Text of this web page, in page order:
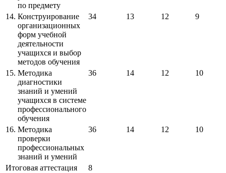
по предмету
14. Конструирование
организационных
форм учебной
деятельности
учащихся и выбор
методов обучения
34 13 12 9
15. Методика
диагностики
знаний и умений
учащихся в системе
профессионального
обучения
36 14 12 10
16. Методика
проверки
профессиональных
знаний и умений
36 14 12 10
Итоговая аттестация
8